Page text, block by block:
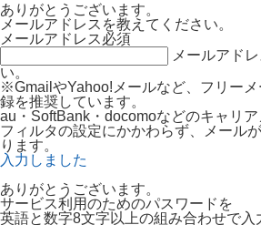
ありがとうございます。
メールアドレスを教えてください。
メールアドレス必須
メールアド
い。
※GmailやYahoo!メールなど、フリー
録を推奨しています。
au・SoftBank・docomoなどのキャリ
フィルタの設定にかかわらず、メール
ります。
入力しました
ありがとうございます。
サービス利用のためのパスワードを
英語と数字8文字以上の組み合わせで入